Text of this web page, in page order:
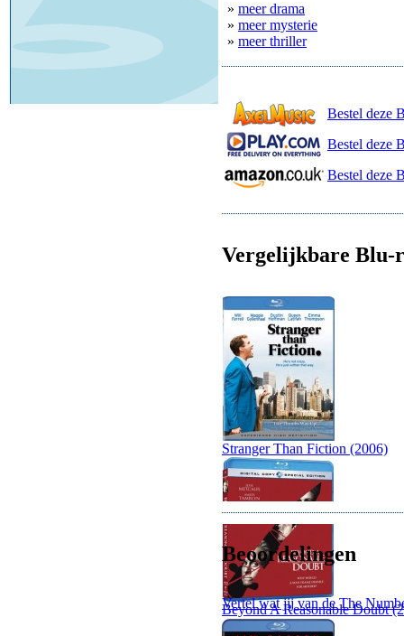
» meer drama
» meer mysterie
» meer thriller
Bestel deze
Bestel deze
Bestel deze
Vergelijkbare Blu-
Stranger Than Fiction (2006)
Beyond A Reasonable Doubt
Beoordelingen
Vertel wat jij van de The